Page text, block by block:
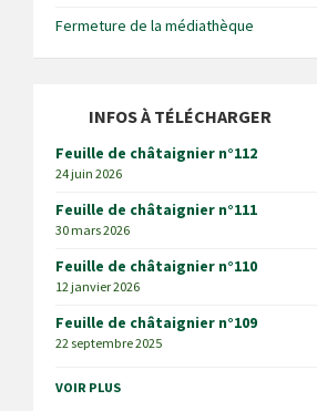
Fermeture de la médiathèque
INFOS À TÉLÉCHARGER
Feuille de châtaignier n°112
24 juin 2026
Feuille de châtaignier n°111
30 mars 2026
Feuille de châtaignier n°110
12 janvier 2026
Feuille de châtaignier n°109
22 septembre 2025
VOIR PLUS